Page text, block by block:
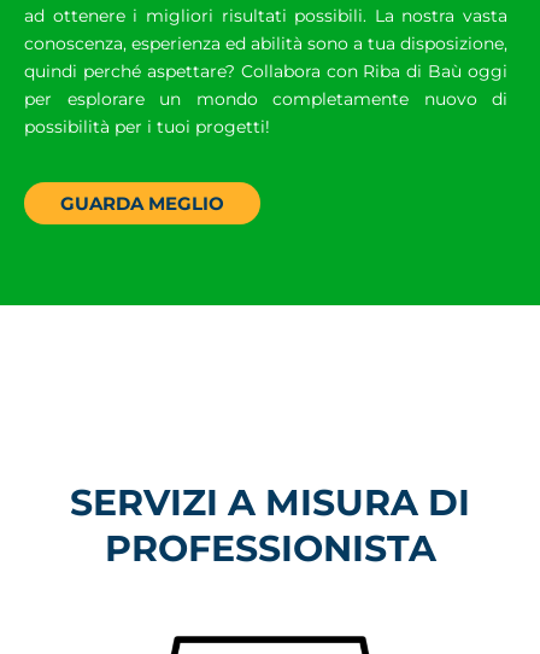
ad ottenere i migliori risultati possibili. La nostra vasta
conoscenza, esperienza ed abilità sono a tua disposizione,
quindi perché aspettare? Collabora con Riba di Baù oggi
per esplorare un mondo completamente nuovo di
possibilità per i tuoi progetti!
GUARDA MEGLIO
SERVIZI A MISURA DI
PROFESSIONISTA